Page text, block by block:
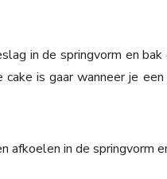
in de springvorm en
is gaar wanneer je
afkoelen in de springvorm